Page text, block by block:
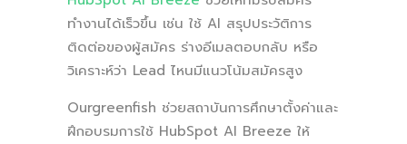
ทำงานได้เร็วขึ้น เช่น ใช้ AI สรุปประวัติการ
ติดต่อของผู้สมัคร ร่างอีเมลตอบกลับ หรือ
วิเคราะห์ว่า Lead ไหนมีแนวโน้มสมัครสูง
Ourgreenfish ช่วยสถาบันการศึกษาตั้งค่าและ
ฝึกอบรมการใช้ HubSpot AI Breeze ให้